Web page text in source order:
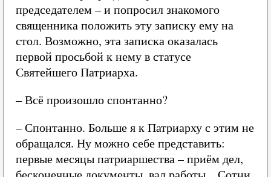
председателем – и попросил знакомого
священника положить эту записку ему на
стол. Возможно, эта записка оказалась
первой просьбой к нему в статусе
Святейшего Патриарха.
– Всё произошло спонтанно?
– Спонтанно. Больше я к Патриарху с этим не
обращался. Ну можно себе представить:
первые месяцы патриаршества – приём дел,